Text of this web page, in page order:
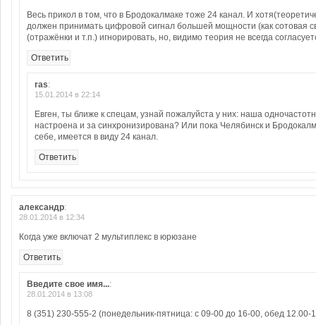
Весь прикол в том, что в Бродокалмаке тоже 24 канал. И
должен принимать цифровой сигнал большей мощности (как сотовая
(отражёнки и т.п.) игнорировать, но, видимо теория не всегда
Ответить
ras:
15.01.2014 в 22:14
Евген, ты ближе к спецам, узнай пожалуйста у них: наша
настроена и за синхронизирована? Или пока Челябинск и
себе, имеется в виду 24 канал.
Ответить
александр:
28.01.2014 в 12:34
Когда уже включат 2 мультиплекс в юрюзане
Ответить
Введите свое имя...:
28.01.2014 в 13:08
8 (351) 230-555-2 (понедельник-пятница: с 09-00 до 16-00, обед 12.00-